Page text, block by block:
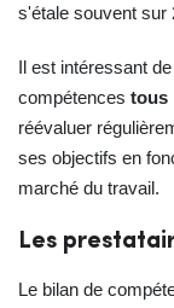
s'étale souvent sur
Il est intéressant
compétences tous
réévaluer
ses objectifs en
marché du travail.
Les
Le bilan de